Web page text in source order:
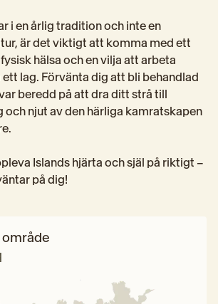
i en årlig tradition och inte en
är det viktigt att komma med ett
hälsa och en vilja att arbeta
lag. Förvänta dig att bli behandlad
beredd på att dra ditt strå till
och njut av den härliga kamratskapen
Islands hjärta och själ på riktigt –
på dig!